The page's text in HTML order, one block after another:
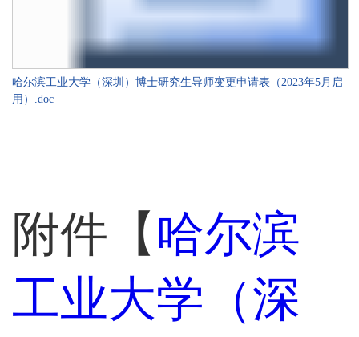
哈尔滨工业大学（深圳）博士研究生导师变更申请表（2023年5月启
用）.doc
附件【 哈尔滨
工业大学（深